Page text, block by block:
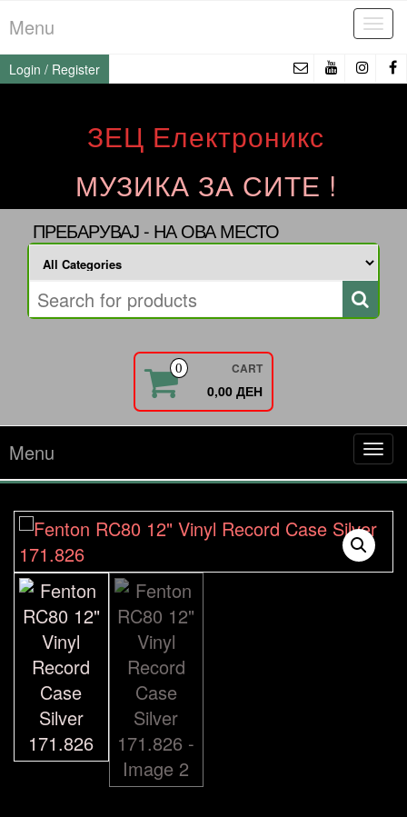
to
the
content
Menu
Login / Register
ЗЕЦ Електроникс
МУЗИКА ЗА СИТЕ !
ПРЕБАРУВАЈ - НА ОВА МЕСТО
0 CART
0,00 ДЕН
Menu